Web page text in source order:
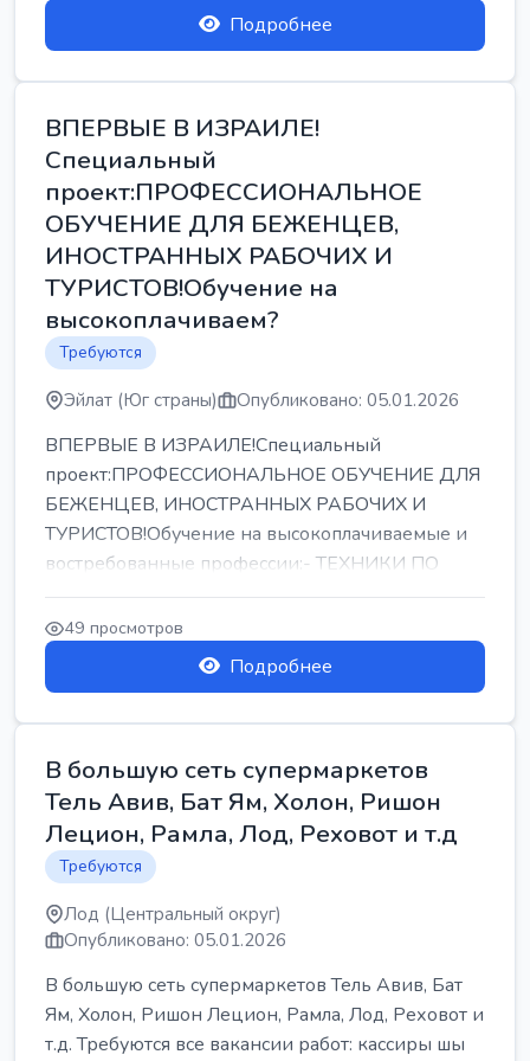
Подробнее
ВПЕРВЫЕ В ИЗРАИЛЕ!
Специальный
проект:ПРОФЕССИОНАЛЬНОЕ
ОБУЧЕНИЕ ДЛЯ БЕЖЕНЦЕВ,
ИНОСТРАННЫХ РАБОЧИХ И
ТУРИСТОВ!Обучение на
высокоплачиваем?
Требуются
Эйлат (Юг страны) Опубликовано: 05.01.2026
ВПЕРВЫЕ В ИЗРАИЛЕ!Специальный
проект:ПРОФЕССИОНАЛЬНОЕ ОБУЧЕНИЕ ДЛЯ
БЕЖЕНЦЕВ, ИНОСТРАННЫХ РАБОЧИХ И
ТУРИСТОВ!Обучение на высокоплачиваемые и
востребованные профессии:- ТЕХНИКИ ПО
РЕМОНТУ КОНДИЦИОНЕРОВ-...
49 просмотров
Подробнее
В большую сеть супермаркетов
Тель Авив, Бат Ям, Холон, Ришон
Лецион, Рамла, Лод, Реховот и т.д
Требуются
Лод (Центральный округ)
Опубликовано: 05.01.2026
В большую сеть супермаркетов Тель Авив, Бат
Ям, Холон, Ришон Лецион, Рамла, Лод, Реховот и
т.д. Требуются все вакансии работ: кассиры шы